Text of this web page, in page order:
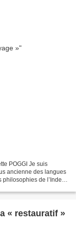
POGGI Je suis
ancienne des langues
de l’Inde,
« restauratif »